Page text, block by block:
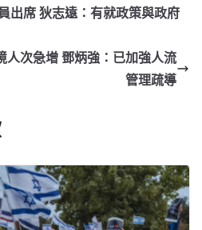
出席 狄志遠：有就政策與政府
人次急增 鄧炳強：已加強人流
管理疏導